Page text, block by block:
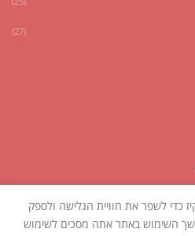
(27)
כדי לשפר את חוויית הגלישה ולספק
השימוש באתר אתה מסכים לשימוש